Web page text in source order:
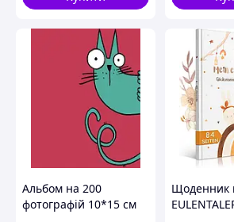
Альбом на 200
фотографій 10*15 см
Щоденник